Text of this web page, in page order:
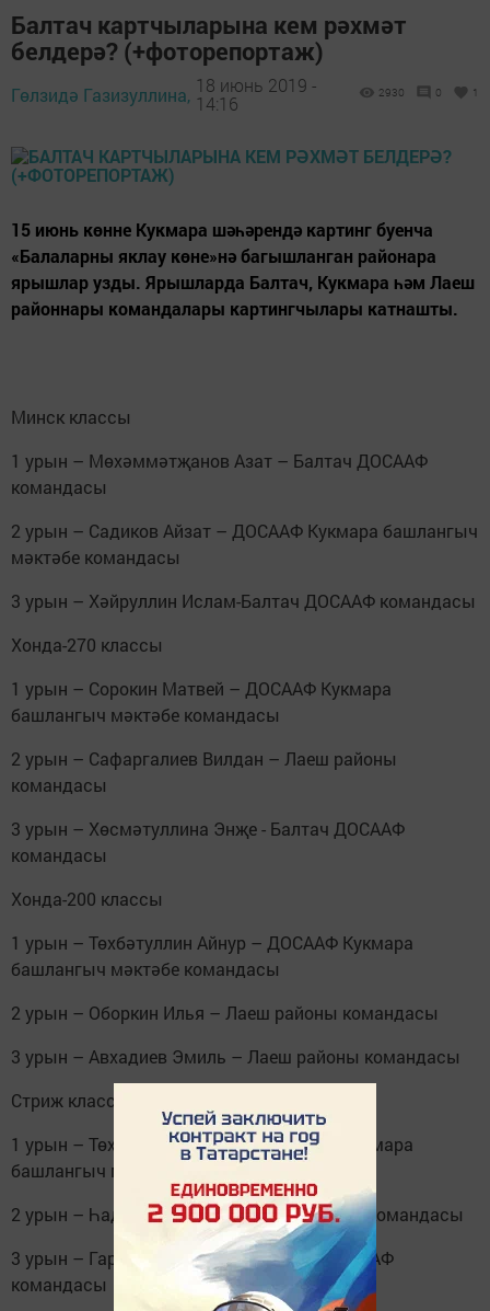
Балтач картчыларына кем рәхмәт
белдерә? (+фоторепортаж)
Гөлзидә Газизуллина, 18 июнь 2019 -
14:16
2930 0 1
15 июнь көнне Кукмара шәһәрендә картинг буенча
«Балаларны яклау көне»нә багышланган районара
ярышлар узды. Ярышларда Балтач, Кукмара һәм Лаеш
районнары командалары картингчылары катнашты.
Минск классы
1 урын – Мөхәммәтҗанов Азат – Балтач ДОСААФ
командасы
2 урын – Садиков Айзат – ДОСААФ Кукмара башлангыч
мәктәбе командасы
3 урын – Хәйруллин Ислам-Балтач ДОСААФ командасы
Хонда-270 классы
1 урын – Сорокин Матвей – ДОСААФ Кукмара
башлангыч мәктәбе командасы
2 урын – Сафаргалиев Вилдан – Лаеш районы
командасы
3 урын – Хөсмәтуллина Энҗе - Балтач ДОСААФ
командасы
Хонда-200 классы
1 урын – Төхбәтуллин Айнур – ДОСААФ Кукмара
башлангыч мәктәбе командасы
2 урын – Оборкин Илья – Лаеш районы командасы
3 урын – Авхадиев Эмиль – Лаеш районы командасы
Стриж классы
1 урын – Төхбәтуллин Айнур – ДОСААФ Кукмара
башлангыч мәктәбе командасы
2 урын – Һадиев Кәрим – Балтач ДОСААФ командасы
3 урын – Гарифуллин Данияр-Балтач ДОСААФ
командасы